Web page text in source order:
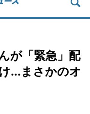
が「緊急」配
...まさかのオ